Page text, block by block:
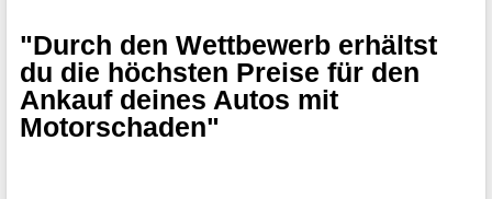
"Durch den Wettbewerb erhältst
du die höchsten Preise für den
Ankauf deines Autos mit
Motorschaden"